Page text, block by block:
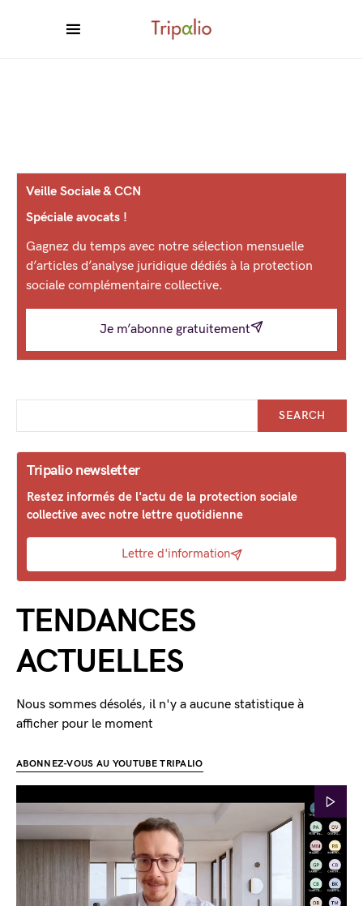
Veille Sociale & CCN
Spéciale avocats !
Gagnez du temps avec notre sélection mensuelle
d’articles d’analyse juridique dédiés à la protection
sociale complémentaire collective.
Je m’abonne gratuitement
SEARCH
Tripalio newsletter
Restez informés de l'actu de la protection sociale
collective avec notre lettre quotidienne
Lettre d'information
TENDANCES
ACTUELLES
Nous sommes désolés, il n'y a aucune statistique à
afficher pour le moment
ABONNEZ-VOUS AU YOUTUBE TRIPALIO